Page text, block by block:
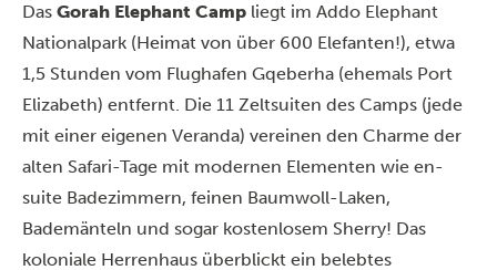
Das Gorah Elephant Camp liegt im Addo Elephant
Nationalpark (Heimat von über 600 Elefanten!), etwa
1,5 Stunden vom Flughafen Gqeberha (ehemals Port
Elizabeth) entfernt. Die 11 Zeltsuiten des Camps (jede
mit einer eigenen Veranda) vereinen den Charme der
alten Safari-Tage mit modernen Elementen wie en-
suite Badezimmern, feinen Baumwoll-Laken,
Bademänteln und sogar kostenlosem Sherry! Das
koloniale Herrenhaus überblickt ein belebtes